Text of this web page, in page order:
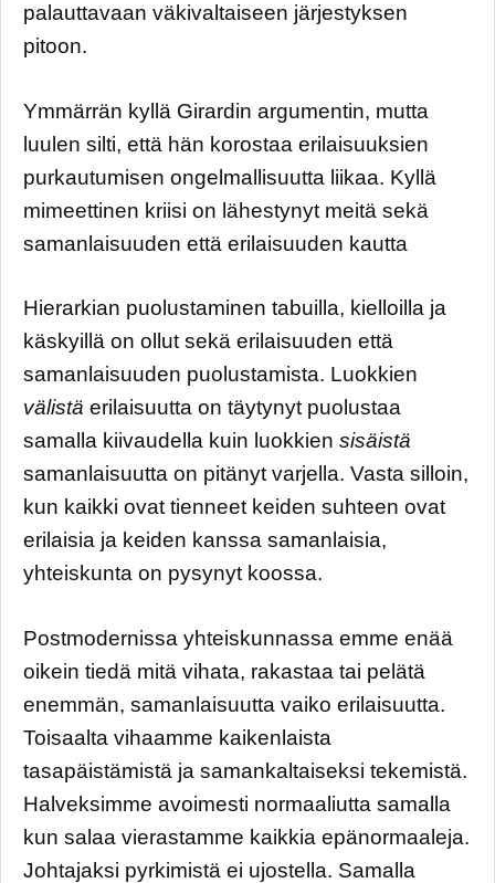
palauttavaan väkivaltaiseen järjestyksen
pitoon.
Ymmärrän kyllä Girardin argumentin, mutta
luulen silti, että hän korostaa erilaisuuksien
purkautumisen ongelmallisuutta liikaa. Kyllä
mimeettinen kriisi on lähestynyt meitä sekä
samanlaisuuden että erilaisuuden kautta
Hierarkian puolustaminen tabuilla, kielloilla ja
käskyillä on ollut sekä erilaisuuden että
samanlaisuuden puolustamista. Luokkien
välistä erilaisuutta on täytynyt puolustaa
samalla kiivaudella kuin luokkien sisäistä
samanlaisuutta on pitänyt varjella. Vasta silloin,
kun kaikki ovat tienneet keiden suhteen ovat
erilaisia ja keiden kanssa samanlaisia,
yhteiskunta on pysynyt koossa.
Postmodernissa yhteiskunnassa emme enää
oikein tiedä mitä vihata, rakastaa tai pelätä
enemmän, samanlaisuutta vaiko erilaisuutta.
Toisaalta vihaamme kaikenlaista
tasapäistämistä ja samankaltaiseksi tekemistä.
Halveksimme avoimesti normaaliutta samalla
kun salaa vierastamme kaikkia epänormaaleja.
Johtajaksi pyrkimistä ei ujostella. Samalla